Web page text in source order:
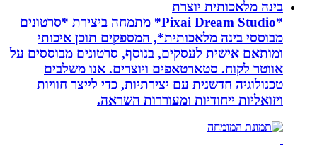
בינה מלאכותית יוצרת
*Pixai Dream Studio* מתמחה ביצירת *סרטונים
מבוססי בינה מלאכותית*, המספקים תוכן איכותי
ומותאם אישית לעסקים, בנוסף, סרטונים מבוססים על
אווטר לקוח. סטארטאפים ויוצרים. אנו משלבים
טכנולוגיה חדשנית עם יצירתיות, כדי לייצר חוויות
ויזואליות ייחודיות ומעוררות השראה.